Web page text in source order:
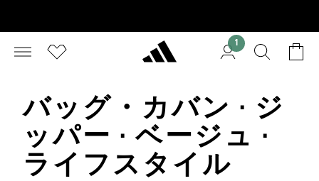
1
バッグ・カバン · ジ
ッパー · ベージュ ·
ライフスタイル